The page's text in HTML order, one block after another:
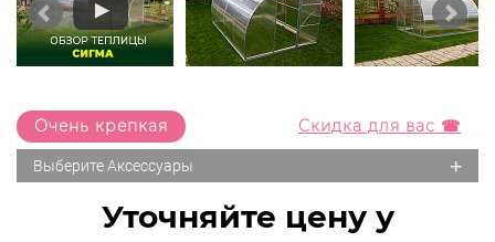
Очень крепкая Скидка для вас ☎
Выберите Аксессуары +
Уточняйте цену у